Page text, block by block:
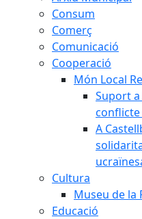
Consum
Comerç
Comunicació
Cooperació
Món Local
Suport
A
Cultura
Museu de la
Educació